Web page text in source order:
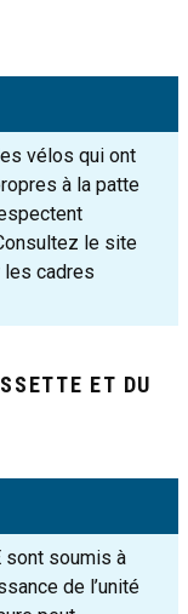
vélos qui ont
à la patte
le site
les cadres
ET DU
sont soumis à
de l’unité